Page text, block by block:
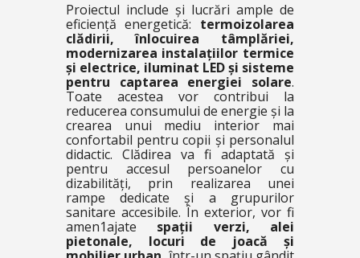
Proiectul include și lucrări ample de
eficiență energetică: termoizolarea
clădirii, înlocuirea tâmplăriei,
modernizarea instalațiilor termice
și electrice, iluminat LED și sisteme
pentru captarea energiei solare.
Toate acestea vor contribui la
reducerea consumului de energie și la
crearea unui mediu interior mai
confortabil pentru copii și personalul
didactic. Clădirea va fi adaptată și
pentru accesul persoanelor cu
dizabilități, prin realizarea unei
rampe dedicate și a grupurilor
sanitare accesibile. În exterior, vor fi
amen1ajate spații verzi, alei
pietonale, locuri de joacă și